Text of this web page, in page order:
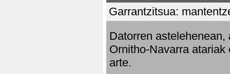
Garrantzitsua:
Datorren astelehenean,
Ornitho-Navarra
arte.